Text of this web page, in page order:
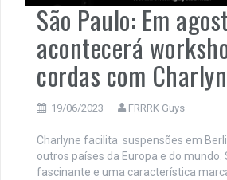
São Paulo: Em
acontecerá
cordas com
19/06/2023 FRRRK Guys
Charlyne facilita suspensões em
outros países da Europa e do mundo.
fascinante e uma característica